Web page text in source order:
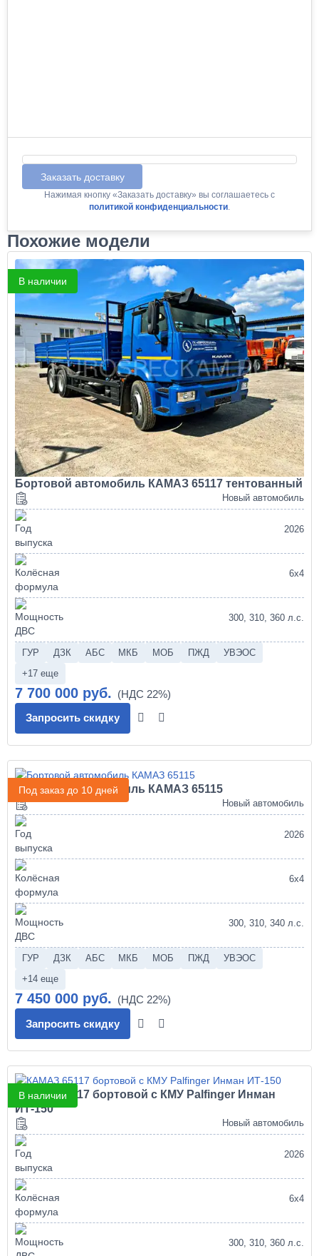
Заказать доставку
Нажимая кнопку «Заказать доставку» вы соглашаетесь с
политикой конфиденциальности.
Похожие модели
В наличии
Бортовой автомобиль КАМАЗ 65117 тентованный
Новый автомобиль
2026
6х4
300, 310, 360 л.с.
ГУР ДЗК АБС МКБ МОБ ПЖД
УВЭОС
+17 еще
7 700 000 руб.
Запросить скидку
Под заказ до 10 дней
Бортовой автомобиль КАМАЗ 65115
Новый автомобиль
2026
6х4
300, 310, 340 л.с.
ГУР ДЗК АБС МКБ МОБ ПЖД
УВЭОС
+14 еще
7 450 000 руб.
Запросить скидку
В наличии
КАМАЗ 65117 бортовой с КМУ Palfinger Инман
ИТ-150
Новый автомобиль
2026
6х4
300, 310, 360 л.с.